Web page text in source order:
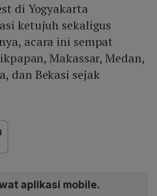
di Yogyakarta
ketujuh sekaligus
acara ini sempat
Makassar, Medan,
dan Bekasi sejak
aplikasi mobile.